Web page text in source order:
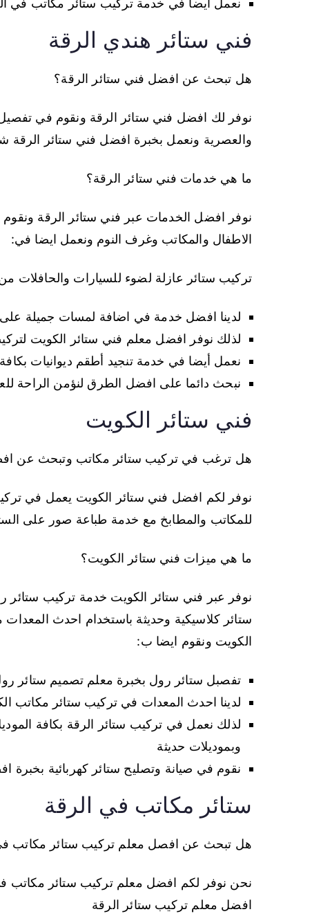
نعمل أيضا في خدمة تركيب ستائر مكاتب في
فني ستائر هندي الرقة
هل تبحث عن افضل فني ستائر الرقة؟
نوفر لك افضل فني ستائر الرقة ونقوم في تفصيل
والعصرية ونعمل بخبرة افضل فني ستائر
ما هي خدمات فني ستائر الرقة؟
نوفر افضل الخدمات عبر فني ستائر الرقة
الاطفال والمكاتب وغرف النوم ونعمل ايضا في:
تركيب ستائر عازلة لضوء للسيارات والحافلات
لدينا افضل خدمة في اضافة لمسات جميلة
لذلك نوفر افضل معلم فني ستائر الكويت
نعمل أيضا في خدمة تنجيد أطقم ديوانيات
نبحث دائما على افضل الطرق لنؤمن الراحة
فني ستائر الكويت
هل ترغب في تركيب ستائر مكاتب وتبحث عن
نوفر لكم افضل فني ستائر الكويت يعمل في
للمكاتب والمطابخ مع خدمة طباعة صور على
ما هي ميزات فني ستائر الكويت؟
نوفر عبر فني ستائر الكويت خدمة تركيب ستائر
ستائر كلاسيكية وحديثة باستخدام احدث
الكويت ونقوم ايضا ب:
تفصبل ستائر رول بخبرة معلم تصميم ستائر
لدينا احدث المعدات في تركيب ستائر مكاتب
لذلك نعمل في تركيب ستائر الرقة بكافة
وبموديلات حديثة
نقوم في صيانة وتصليح ستائر كهربائية بخبرة
ستائر مكاتب في الرقة
هل تبحث عن افصل معلم تركيب ستائر مكاتب
نحن نوفر لكم افضل معلم تركيب ستائر مكاتب
افضل معلم تركيب ستائر الرقة